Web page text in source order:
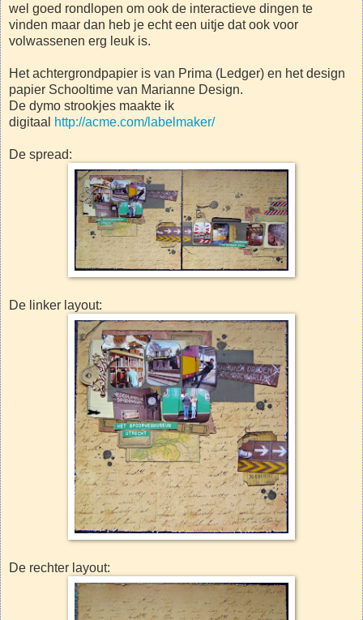
wel goed rondlopen om ook de interactieve dingen te
vinden maar dan heb je echt een uitje dat ook voor
volwassenen erg leuk is.
Het achtergrondpapier is van Prima (Ledger) en het design
papier Schooltime van Marianne Design.
De dymo strookjes maakte ik
digitaal
http://acme.com/labelmaker/
De spread:
De linker layout:
De rechter layout: